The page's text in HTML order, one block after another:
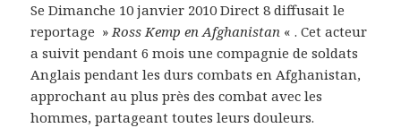
Se Dimanche 10 janvier 2010 Direct 8 diffusait le
reportage »Ross Kemp en Afghanistan « . Cet acteur
a suivit pendant 6 mois une compagnie de soldats
Anglais pendant les durs combats en Afghanistan,
approchant au plus près des combat avec les
hommes, partageant toutes leurs douleurs.